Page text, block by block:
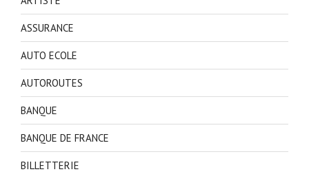
ASSURANCE
AUTO ECOLE
AUTOROUTES
BANQUE
BANQUE DE FRANCE
BILLETTERIE